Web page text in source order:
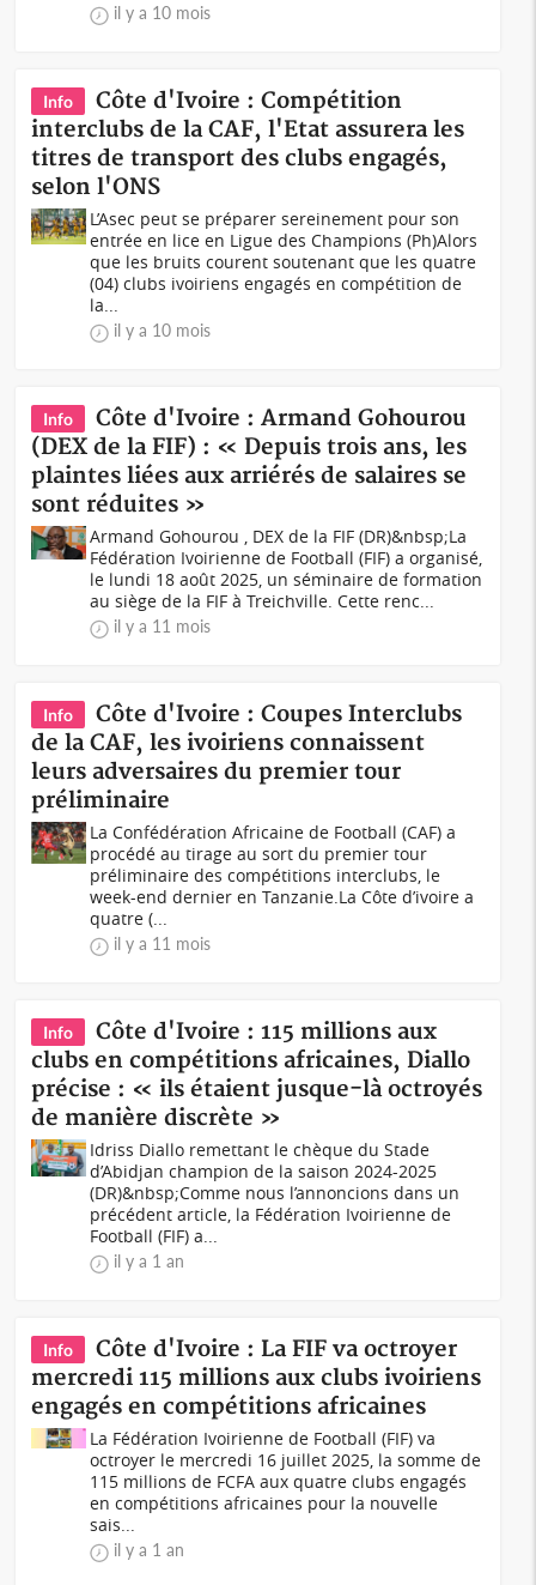
il y a 10 mois
Info
Côte d'Ivoire : Compétition
interclubs de la CAF, l'Etat assurera les
titres de transport des clubs engagés,
selon l'ONS
L’Asec peut se préparer sereinement pour son
entrée en lice en Ligue des Champions (Ph)Alors
que les bruits courent soutenant que les quatre
(04) clubs ivoiriens engagés en compétition de
la...
il y a 10 mois
Info
Côte d'Ivoire : Armand Gohourou
(DEX de la FIF) : « Depuis trois ans, les
plaintes liées aux arriérés de salaires se
sont réduites »
Armand Gohourou , DEX de la FIF (DR)&nbsp;La
Fédération Ivoirienne de Football (FIF) a organisé,
le lundi 18 août 2025, un séminaire de formation
au siège de la FIF à Treichville. Cette renc...
il y a 11 mois
Info
Côte d'Ivoire : Coupes Interclubs
de la CAF, les ivoiriens connaissent
leurs adversaires du premier tour
préliminaire
La Confédération Africaine de Football (CAF) a
procédé au tirage au sort du premier tour
préliminaire des compétitions interclubs, le
week-end dernier en Tanzanie.La Côte d’ivoire a
quatre (...
il y a 11 mois
Info
Côte d'Ivoire : 115 millions aux
clubs en compétitions africaines, Diallo
précise : « ils étaient jusque-là octroyés
de manière discrète »
Idriss Diallo remettant le chèque du Stade
d’Abidjan champion de la saison 2024-2025
(DR)&nbsp;Comme nous l’annoncions dans un
précédent article, la Fédération Ivoirienne de
Football (FIF) a...
il y a 1 an
Info
Côte d'Ivoire : La FIF va octroyer
mercredi 115 millions aux clubs ivoiriens
engagés en compétitions africaines
La Fédération Ivoirienne de Football (FIF) va
octroyer le mercredi 16 juillet 2025, la somme de
115 millions de FCFA aux quatre clubs engagés
en compétitions africaines pour la nouvelle
sais...
il y a 1 an